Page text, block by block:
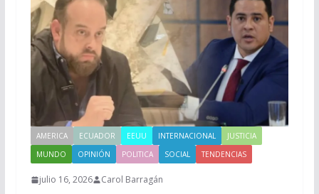
AMERICA ECUADOR EEUU INTERNACIONAL
JUSTICIA
MUNDO
OPINIÓN POLITICA SOCIAL TENDENCIAS
julio 16, 2026 Carol Barragán